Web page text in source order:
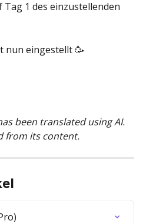
Tag 1 des einzustellenden
nun eingestellt 🥳
been translated using AI.
from its content.